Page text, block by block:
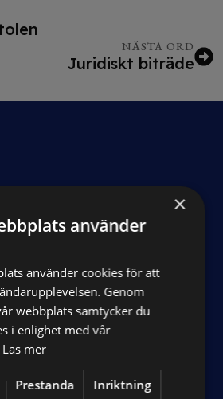
NÄSTA ORD
Juridiskt biträde
×
använder
använder cookies för att
Genom
webbplats samtycker du
i enlighet med vår
Läs mer
Prestanda Inriktning